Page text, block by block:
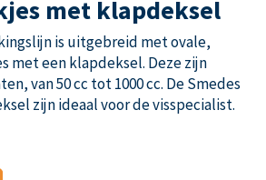
met klapdeksel
is uitgebreid met ovale,
met een klapdeksel. Deze zijn
van 50 cc tot 1000 cc. De Smedes
zijn ideaal voor de visspecialist.